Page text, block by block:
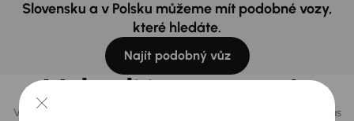
Slovensku a v Polsku můžeme mít podobné vozy,
které hledáte.
Najít podobný vůz
Vybrali jsme pro vás
Vybíráme pro vás ty
z naší nabídky. Každý den pro vás